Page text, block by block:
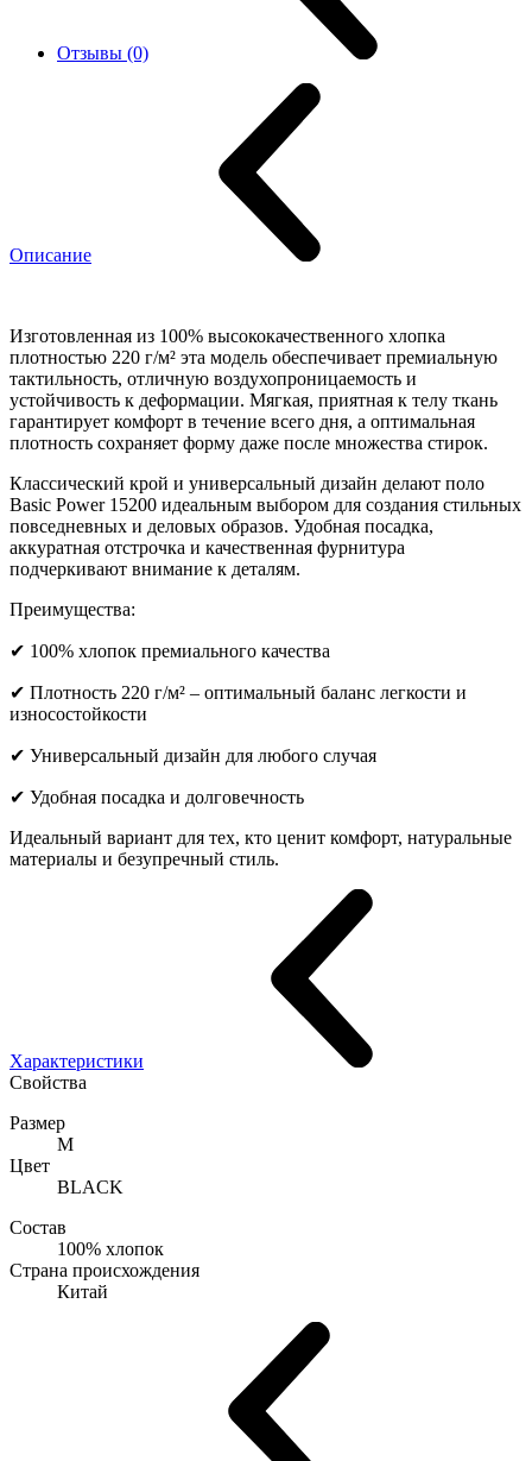
Отзывы (0)
Описание
Изготовленная из 100% высококачественного хлопка
плотностью 220 г/м² эта модель обеспечивает премиальную
тактильность, отличную воздухопроницаемость и
устойчивость к деформации. Мягкая, приятная к телу ткань
гарантирует комфорт в течение всего дня, а оптимальная
плотность сохраняет форму даже после множества стирок.
Классический крой и универсальный дизайн делают поло
Basic Power 15200 идеальным выбором для создания стильных
повседневных и деловых образов. Удобная посадка,
аккуратная отстрочка и качественная фурнитура
подчеркивают внимание к деталям.
Преимущества:
✔ 100% хлопок премиального качества
✔ Плотность 220 г/м² – оптимальный баланс легкости и
износостойкости
✔ Универсальный дизайн для любого случая
✔ Удобная посадка и долговечность
Идеальный вариант для тех, кто ценит комфорт, натуральные
материалы и безупречный стиль.
Характеристики
Свойства
Размер
M
Цвет
BLACK
Состав
100% хлопок
Страна происхождения
Китай